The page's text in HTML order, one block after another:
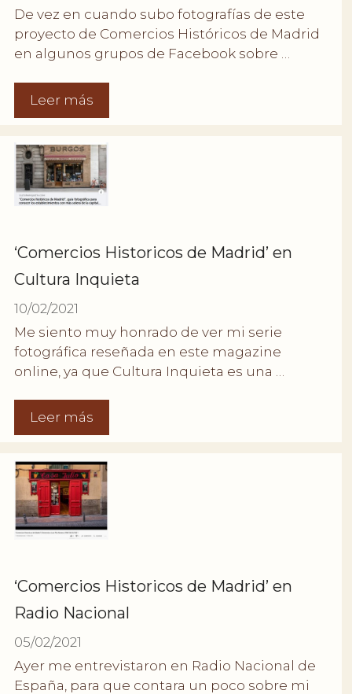
De vez en cuando subo fotografías de este
proyecto de Comercios Históricos de Madrid
en algunos grupos de Facebook sobre …
Leer más
‘Comercios Historicos de Madrid’ en
Cultura Inquieta
10/02/2021
Me siento muy honrado de ver mi serie
fotográfica reseñada en este magazine
online, ya que Cultura Inquieta es una …
Leer más
‘Comercios Historicos de Madrid’ en
Radio Nacional
05/02/2021
Ayer me entrevistaron en Radio Nacional de
España, para que contara un poco sobre mi